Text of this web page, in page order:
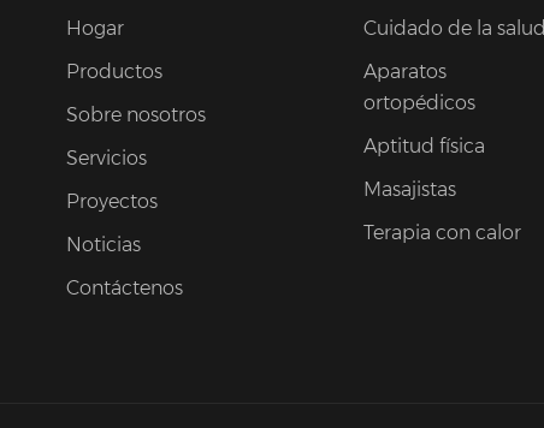
Hogar
Productos
Sobre nosotros
Servicios
Proyectos
Noticias
Contáctenos
Cuidado de la salud
Aparatos
ortopédicos
Aptitud física
Masajistas
Terapia con calor